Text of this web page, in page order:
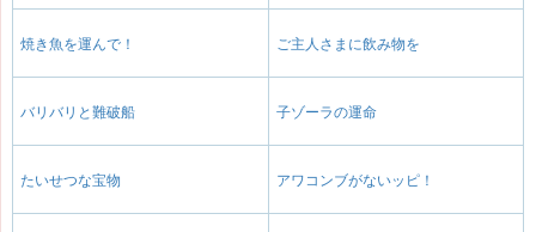
焼き魚を運んで！ ご主人さまに飲み物を
バリバリと難破船 子ゾーラの運命
たいせつな宝物 アワコンブがないッピ！